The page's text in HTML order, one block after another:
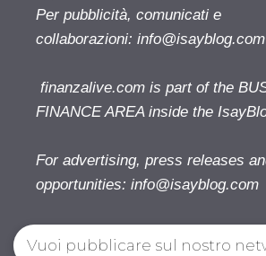
Per pubblicità, comunicati e
collaborazioni: info@isayblog.com
finanzalive.com is part of the
FINANCE AREA inside the
For advertising, press releases
opportunities: info@isayblog.com
Vuoi pubblicare sul nostro